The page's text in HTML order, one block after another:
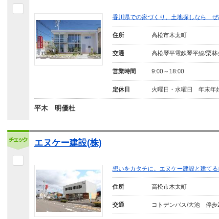
香川県での家づくり、土地探しなら
住所 高松市木太町
交通 高松琴平電鉄琴平線/栗
営業時間 9:00～18:00
定休日 火曜日・水曜日 年末年
平木 明優杜
エヌケー建設(株)
想いをカタチに。エヌケー建設と建て
住所 高松市木太町
交通 コトデンバス/大池 停歩